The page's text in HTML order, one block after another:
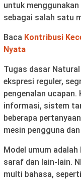
untuk
sebagai salah satu
Baca Kontribusi
Nyata
Tugas dasar
ekspresi reguler,
pengenalan
informasi, sistem
beberapa
mesin pengguna
Model umum
saraf dan lain-lain.
multi bahasa,